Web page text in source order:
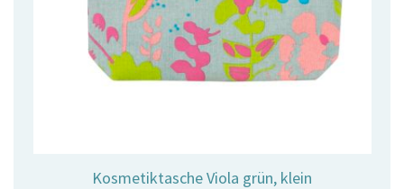
Kosmetiktasche Viola grün, klein